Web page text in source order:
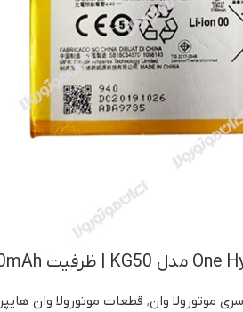
موتورولا وان, قطعات موتورولا وان هایپر